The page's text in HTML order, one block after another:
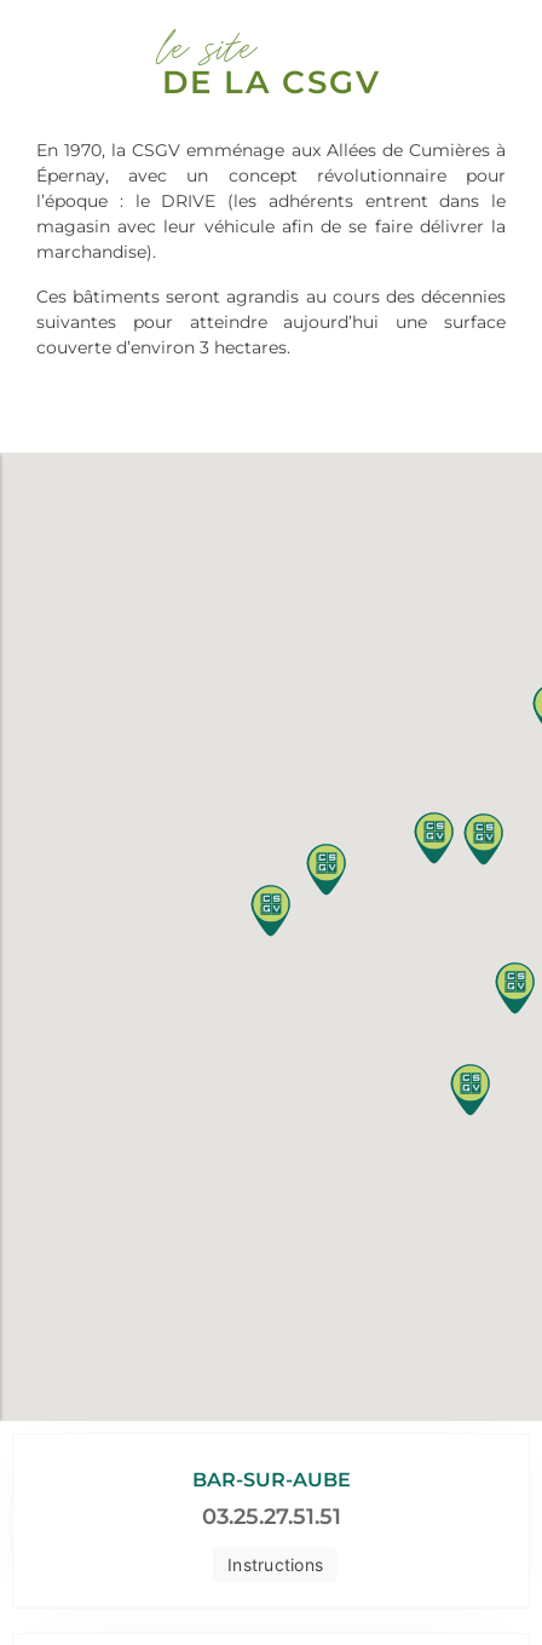
le site
DE LA CSGV
En 1970, la CSGV emménage aux Allées de Cumières à
Épernay, avec un concept révolutionnaire pour
l’époque : le DRIVE (les adhérents entrent dans le
magasin avec leur véhicule afin de se faire délivrer la
marchandise).
Ces bâtiments seront agrandis au cours des décennies
suivantes pour atteindre aujourd’hui une surface
couverte d’environ 3 hectares.
Instructions
BAR-SUR-AUBE
03.25.27.51.51